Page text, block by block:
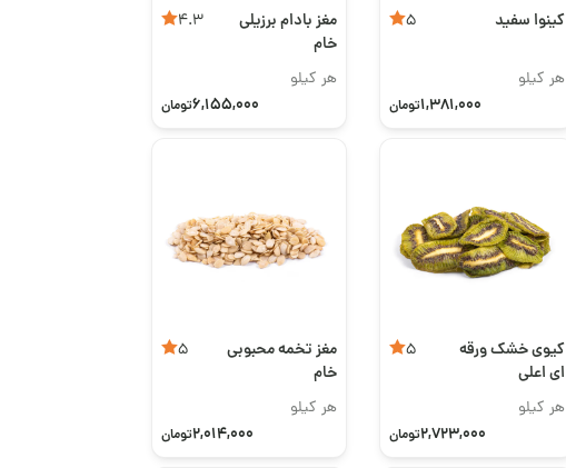
کینوا سفید 5
هر کیلو
1,381,000تومان
مغز بادام برزیلی
خام
4.3
هر کیلو
6,155,000تومان
کیوی خشک ورقه
ای اعلی
5
هر کیلو
2,723,000تومان
مغز تخمه محبوبی
خام
5
هر کیلو
2,014,000تومان